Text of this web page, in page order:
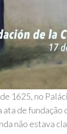
1625, no
ata de
não estava